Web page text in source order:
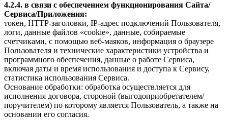
4.2.4. в связи с обеспечением функционирования Сайта/
Сервиса/Приложения:
токен, HTTP-заголовки, IP-адрес подключений Пользователя,
логи, данные файлов «cookie», данные, собираемые
счетчиками, с помощью веб-маяков, информация о браузере
Пользователя и технические характеристики устройства и
программного обеспечения, данные о работе Сервиса,
включая даты и время использования и доступа к Сервису,
статистика использования Сервиса.
Основание обработки: обработка осуществляется для
исполнения договора, стороной (выгодоприобретателем/
поручителем) по которому является Пользователь, а также на
основании его согласия.